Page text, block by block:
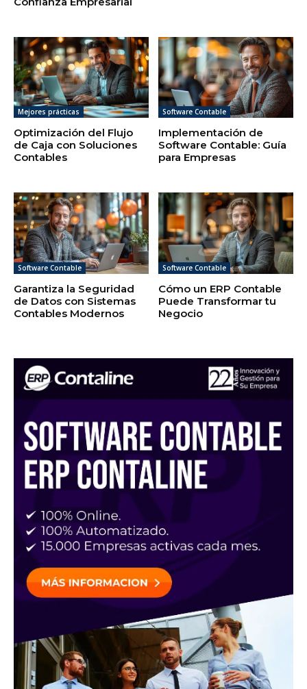
Mejores prácticas
Optimización del Flujo
de Caja con Soluciones
Contables
Software Contable
Implementación de
Software Contable: Guía
para Empresas
Software Contable
Garantiza la Seguridad
de Datos con Sistemas
Contables Modernos
Software Contable
Cómo un ERP Contable
Puede Transformar tu
Negocio